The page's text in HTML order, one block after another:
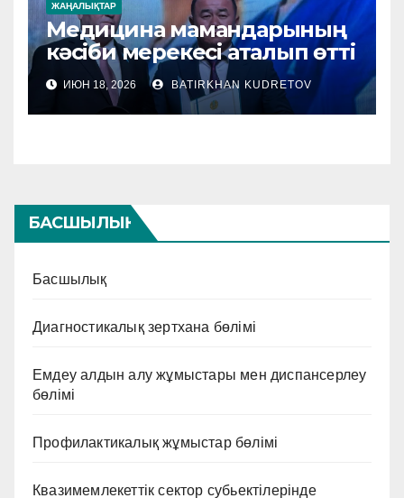
ЖАҢАЛЫҚТАР
Медицина мамандарының
кәсіби мерекесі аталып өтті
ИЮН 18, 2026 BATIRKHAN KUDRETOV
БАСШЫЛЫҚ
Басшылық
Диагностикалық зертхана бөлімі
Емдеу алдын алу жұмыстары мен диспансерлеу
бөлімі
Профилактикалық жұмыстар бөлімі
Квазимемлекеттік сектор субьектілерінде